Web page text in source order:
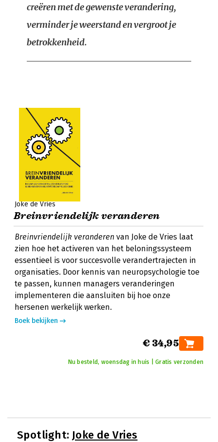
creëren met de gewenste verandering,
verminder je weerstand en vergroot je
betrokkenheid.
Joke de Vries
Breinvriendelijk veranderen
Breinvriendelijk veranderen van Joke de Vries laat
zien hoe het activeren van het beloningssysteem
essentieel is voor succesvolle verandertrajecten in
organisaties. Door kennis van neuropsychologie toe
te passen, kunnen managers veranderingen
implementeren die aansluiten bij hoe onze
hersenen werkelijk werken.
Boek bekijken
€ 34,95
Nu besteld, woensdag in huis | Gratis verzonden
Spotlight: Joke de Vries